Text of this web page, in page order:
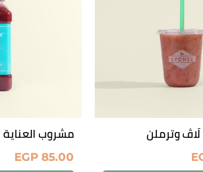
وترملن مشروب العناية
EGP 85.00